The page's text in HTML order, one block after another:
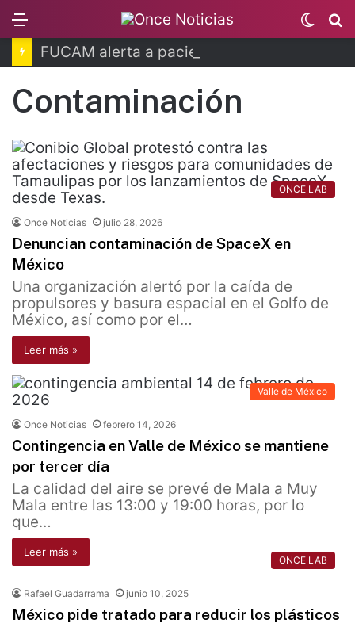
Switch
skin
Contaminación
ONCE LAB
Once Noticias julio 28, 2026
Denuncian contaminación de SpaceX en
México
Una organización alertó por la caída de
propulsores y basura espacial en el Golfo de
México, así como por el…
Leer más »
Valle de México
Once Noticias febrero 14, 2026
Contingencia en Valle de México se mantiene
por tercer día
La calidad del aire se prevé de Mala a Muy
Mala entre las 13:00 y 19:00 horas, por lo
que…
Leer más »
ONCE LAB
Rafael Guadarrama junio 10, 2025
México pide tratado para reducir los plásticos